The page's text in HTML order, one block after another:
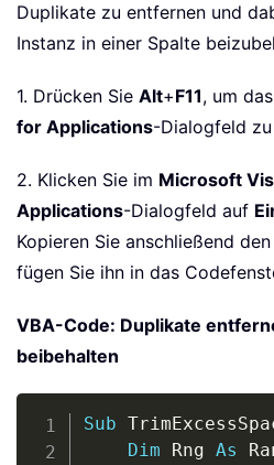
Duplikate zu entfernen und
Instanz in einer Spalte
1. Drücken Sie Alt+F11, um das
for Applications-Dialogfeld
2. Klicken Sie im Microsoft
Applications-Dialogfeld auf
Kopieren Sie anschließend
fügen Sie ihn in das
VBA-Code: Duplikate
beibehalten
Sub
Dim Rng As